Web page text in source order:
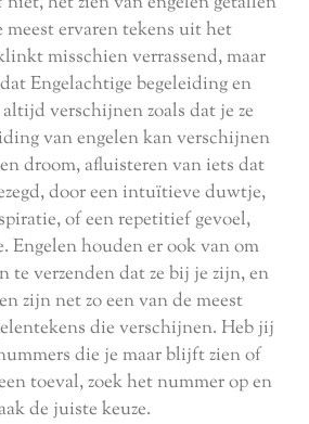
meest ervaren tekens uit het
misschien verrassend, maar
Engelachtige begeleiding en
verschijnen zoals dat je ze
van engelen kan verschijnen
droom, afluisteren van iets dat
door een intuïtieve duwtje,
of een repetitief gevoel,
Engelen houden er ook van om
te verzenden dat ze bij je zijn, en
zijn net zo een van de meest
die verschijnen. Heb jij
die je maar blijft zien of
toeval, zoek het nummer op en
de juiste keuze.